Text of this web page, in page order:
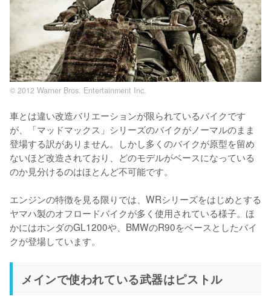
© 2012 Warner Bros. Entertainment Inc.
車とは違い改造バリエーションが限られているバイクです
が、「マッドマックス」シリーズのバイクがノーマルのまま
登場する訳がありません。しかし多くのバイクが原型を留め
ないほど改造されており、どのモデルがベースになっている
のか見分けるのはほとんど不可能です。
エンジンの特徴を見る限りでは、WRシリーズをはじめとする
ヤマハ製のオフロードバイクが多く使用されている様子。ほ
かにはホンダのGL1200や、BMWのR90をベースとしたバイ
クが登場しています。
メインで使われている武器はピストル